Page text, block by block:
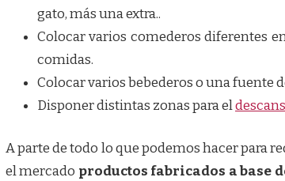
gato, más una extra..
Colocar varios comederos diferentes
comidas.
Colocar varios bebederos o una fuente
Disponer distintas zonas para el
A parte de todo lo que podemos hacer para
el mercado productos fabricados a base